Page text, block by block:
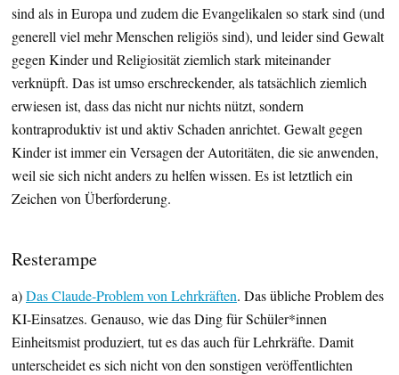
sind als in Europa und zudem die Evangelikalen so stark sind (und
generell viel mehr Menschen religiös sind), und leider sind Gewalt
gegen Kinder und Religiosität ziemlich stark miteinander
verknüpft. Das ist umso erschreckender, als tatsächlich ziemlich
erwiesen ist, dass das nicht nur nichts nützt, sondern
kontraproduktiv ist und aktiv Schaden anrichtet. Gewalt gegen
Kinder ist immer ein Versagen der Autoritäten, die sie anwenden,
weil sie sich nicht anders zu helfen wissen. Es ist letztlich ein
Zeichen von Überforderung.
Resterampe
a)Das Claude-Problem von Lehrkräften. Das übliche Problem des
KI-Einsatzes. Genauso, wie das Ding für Schüler*innen
Einheitsmist produziert, tut es das auch für Lehrkräfte. Damit
unterscheidet es sich nicht von den sonstigen veröffentlichten